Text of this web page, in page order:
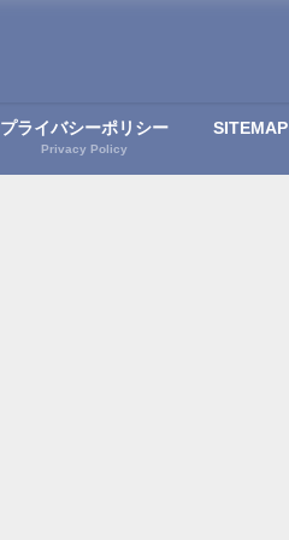
プライバシーポリシー
Privacy Policy
SITEMAP